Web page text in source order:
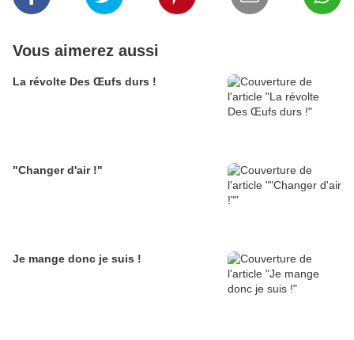
Vous aimerez aussi
La révolte Des Œufs durs !
"Changer d'air !"
Je mange donc je suis !